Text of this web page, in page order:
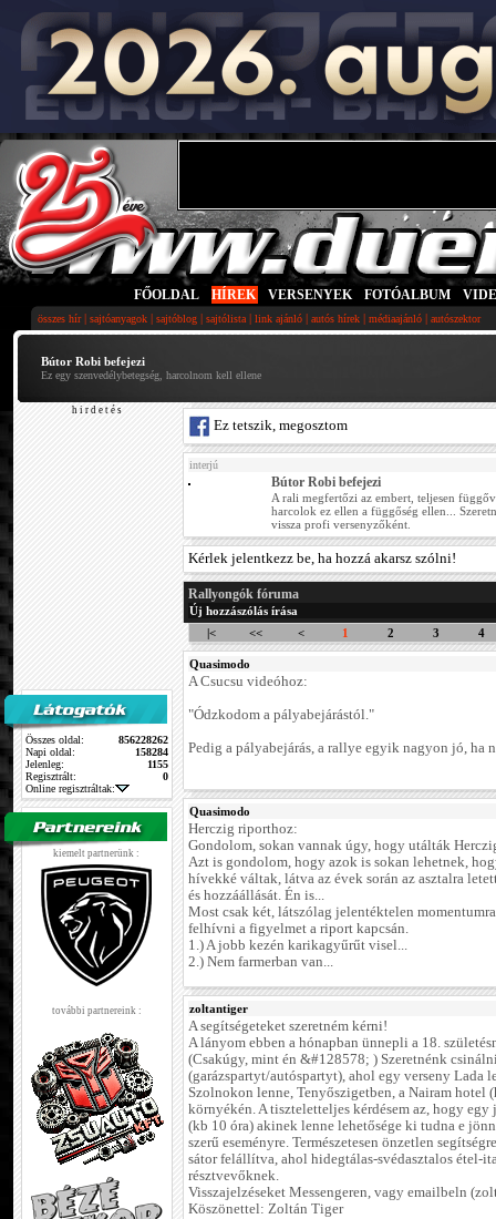
FŐOLDAL HÍREK VERSENYEK FOTÓALBUM
összes hír| sajtóanyagok | sajtóblog | sajtólista | link ajánló | autós hírek | médiaajánló | autószektor
Bútor Robi befejezi
Ez egy szenvedélybetegség, harcolnom kell ellene
h i r d e t é s
Összes oldal:
856228262
Napi oldal:
158284
Jelenleg:
1155
Regisztrált:
0
Online regisztráltak:
kiemelt partnerünk :
további partnereink :
Ez tetszik, megosztom
interjú
Bútor Robi befejezi
A rali megfertőzi az embert, teljesen
harcolok ez ellen a függőség ellen...
vissza profi versenyzőként.
Kérlek jelentkezz be, ha hozzá akarsz szólni!
Rallyongók fóruma
Új hozzászólás írása
|<
<< < 1 2 3 4
Quasimodo
A Csucsu videóhoz:
"Ódzkodom a pályabejárástól."
Pedig a pályabejárás, a rallye egyik nagyon jó, ha
Quasimodo
Herczig riporthoz:
Gondolom, sokan vannak úgy, hogy utálták
Azt is gondolom, hogy azok is sokan lehetnek,
hívekké váltak, látva az évek során az asztalra
és hozzáállását. Én is...
Most csak két, látszólag jelentéktelen
felhívni a figyelmet a riport kapcsán.
1.) A jobb kezén karikagyűrűt visel...
2.) Nem farmerban van...
zoltantiger
A segítségeteket szeretném kérni!
A lányom ebben a hónapban ünnepli a 18.
(Csakúgy, mint én &#128578; ) Szeretnénk
(garázspartyt/autóspartyt), ahol egy verseny Lada
Szolnokon lenne, Tenyőszigetben, a Nairam hotel
környékén. A tiszteletteljes kérdésem az, hogy
(kb 10 óra) akinek lenne lehetősége ki tudna e
szerű eseményre. Természetesen önzetlen
sátor felállítva, ahol hidegtálas-svédasztalos étel-
résztvevőknek.
Visszajelzéseket Messengeren, vagy emailbeln
Köszönettel: Zoltán Tiger